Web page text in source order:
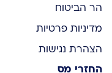
הר הביטוח
מדיניות פרטיות
הצהרת נגישות
החזרי מס